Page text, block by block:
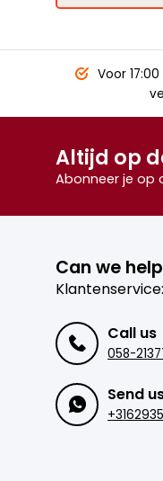
Voor
Altijd op
Abonneer je op
Can we
Klantenservice:
Call us
058-
Send